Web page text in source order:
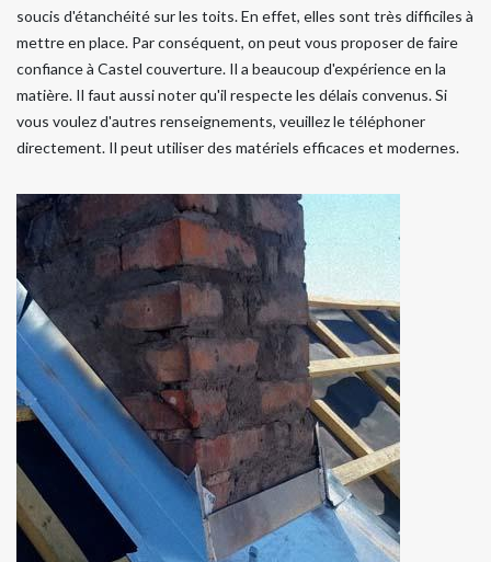
soucis d'étanchéité sur les toits. En effet, elles sont très difficiles à
mettre en place. Par conséquent, on peut vous proposer de faire
confiance à Castel couverture. Il a beaucoup d'expérience en la
matière. Il faut aussi noter qu'il respecte les délais convenus. Si
vous voulez d'autres renseignements, veuillez le téléphoner
directement. Il peut utiliser des matériels efficaces et modernes.